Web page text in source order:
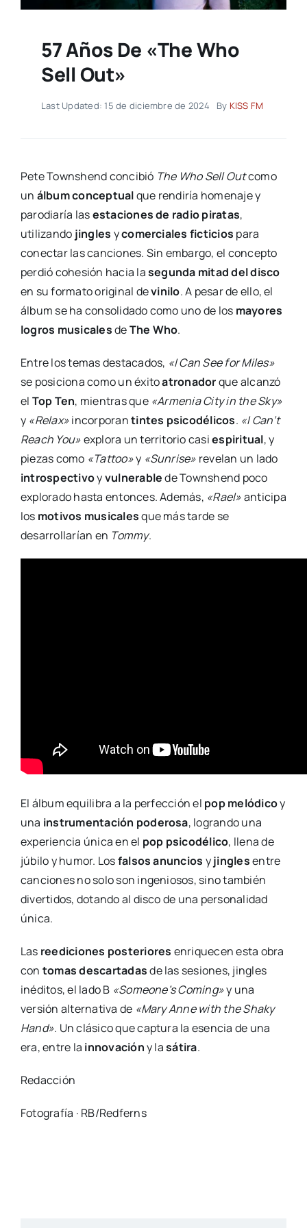
57 Años De «The Who
Sell Out»
Last Updated: 15 de diciembre de 2024 By KISS FM
Pete Townshend concibió The Who Sell Outcomo
un álbum conceptualque rendiría homenaje y
parodiaría lasestaciones de radio piratas,
utilizando jingles ycomerciales ficticios para
conectar las canciones. Sin embargo, el concepto
perdió cohesión hacia lasegunda mitad del disco
en su formato original devinilo. A pesar de ello, el
álbum se ha consolidado como uno de los mayores
logros musicalesdeThe Who.
Entre los temas destacados, «I Can See for Miles»
se posiciona como un éxitoatronadorque alcanzó
el Top Ten, mientras que «Armenia City in the Sky»
y «Relax»incorporantintes psicodélicos. «I Can’t
Reach You»explora un territorio casiespiritual, y
piezas como «Tattoo»y «Sunrise» revelan un lado
introspectivoyvulnerablede Townshend poco
explorado hasta entonces. Además, «Rael»anticipa
los motivos musicalesque más tarde se
desarrollarían en Tommy.
El álbum equilibra a la perfección el pop melódicoy
una instrumentación poderosa, logrando una
experiencia única en el pop psicodélico, llena de
júbilo y humor. Losfalsos anuncios yjinglesentre
canciones no solo son ingeniosos, sino también
divertidos, dotando al disco de una personalidad
única.
Las reediciones posteriores enriquecen esta obra
con tomas descartadasde las sesiones, jingles
inéditos, el lado B «Someone’s Coming»y una
versión alternativa de «Mary Anne with the Shaky
Hand». Un clásico que captura la esencia de una
era, entre la innovacióny lasátira.
Redacción
Fotografía · RB/Redferns